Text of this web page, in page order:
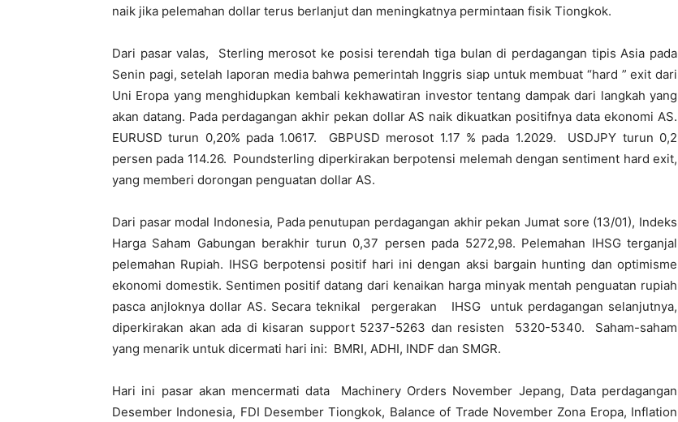
naik jika pelemahan dollar terus berlanjut dan meningkatnya permintaan fisik Tiongkok.
Dari pasar valas, Sterling merosot ke posisi terendah tiga bulan di perdagangan tipis Asia pada
Senin pagi, setelah laporan media bahwa pemerintah Inggris siap untuk membuat “hard ” exit dari
Uni Eropa yang menghidupkan kembali kekhawatiran investor tentang dampak dari langkah yang
akan datang. Pada perdagangan akhir pekan dollar AS naik dikuatkan positifnya data ekonomi AS.
EURUSD turun 0,20% pada 1.0617. GBPUSD merosot 1.17 % pada 1.2029. USDJPY turun 0,2
persen pada 114.26. Poundsterling diperkirakan berpotensi melemah dengan sentiment hard exit,
yang memberi dorongan penguatan dollar AS.
Dari pasar modal Indonesia, Pada penutupan perdagangan akhir pekan Jumat sore (13/01), Indeks
Harga Saham Gabungan berakhir turun 0,37 persen pada 5272,98. Pelemahan IHSG terganjal
pelemahan Rupiah. IHSG berpotensi positif hari ini dengan aksi bargain hunting dan optimisme
ekonomi domestik. Sentimen positif datang dari kenaikan harga minyak mentah penguatan rupiah
pasca anjloknya dollar AS. Secara teknikal pergerakan IHSG untuk perdagangan selanjutnya,
diperkirakan akan ada di kisaran support 5237-5263 dan resisten 5320-5340. Saham-saham
yang menarik untuk dicermati hari ini: BMRI, ADHI, INDF dan SMGR.
Hari ini pasar akan mencermati data
Machinery Orders November Jepang, Data perdagangan
Desember Indonesia, FDI Desember Tiongkok, Balance of Trade November Zona Eropa, Inflation